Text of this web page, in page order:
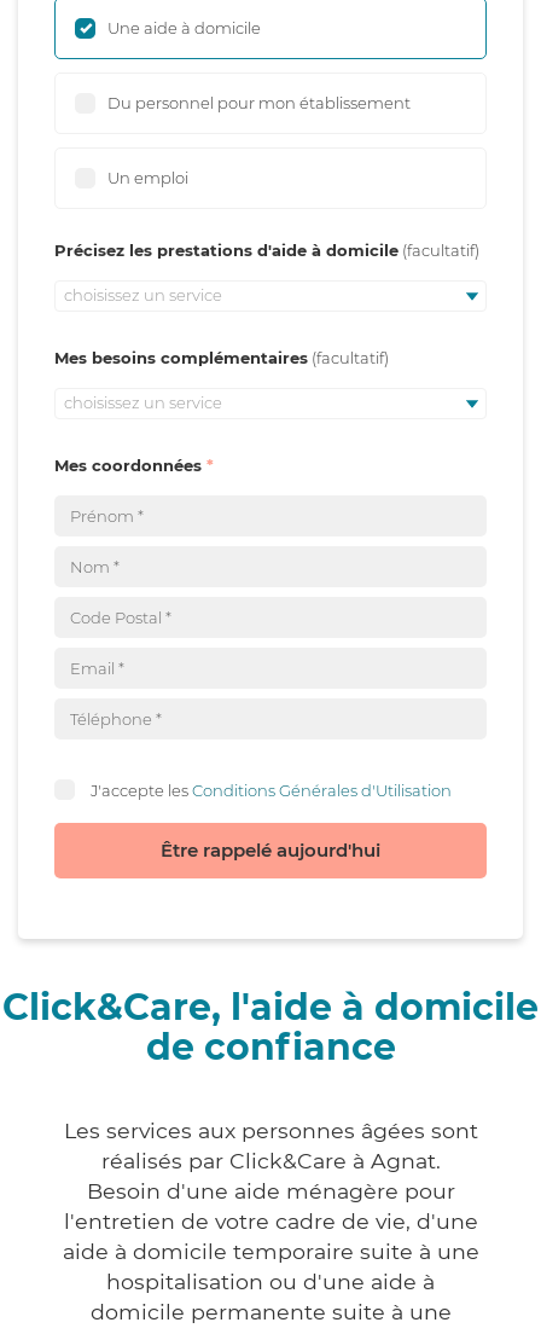
Une aide à domicile
Du personnel pour mon établissement
Un emploi
Précisez les prestations d'aide à domicile
choisissez un service
Mes besoins complémentaires
choisissez un service
Mes coordonnées
J'accepte lesConditions Générales d'Utilisation
Être rappelé aujourd'hui
Click&Care, l'aide à domicile
de confiance
Les services aux personnes âgées sont
réalisés par Click&Care à Agnat.
Besoin d'une aide ménagère pour
l'entretien de votre cadre de vie, d'une
aide à domicile temporaire suite à une
hospitalisation ou d'une aide à
domicile permanente suite à une